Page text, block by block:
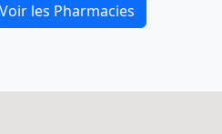
Voir les Pharmacies